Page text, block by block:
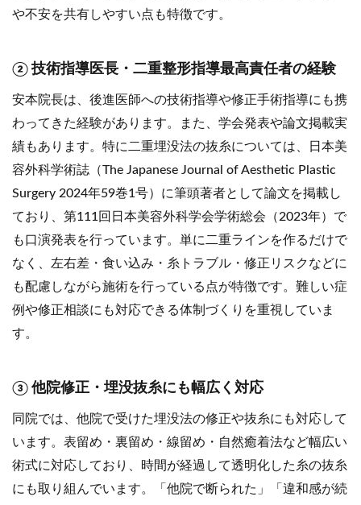
や不安を共有しやすい点も特徴です。
② 技術指導医長・二重整形指導最高責任者の経験
安本院長は、後進医師への技術指導や修正手術指導にも携
わってきた経験があります。また、学会発表や論文掲載実
績もあります。特に二重埋没法の抜糸については、日本美
容外科学術誌（The Japanese Journal of Aesthetic Plastic
Surgery 2024年59巻1号）に筆頭著者として論文を掲載し
ており、第111回日本美容外科学会学術総会（2023年）で
も口演発表を行っています。単に二重ラインを作るだけで
なく、左右差・食い込み・糸トラブル・修正リスクなどに
も配慮しながら施術を行っている点が特徴です。難しい症
例や修正相談にも対応できる体制づくりを重視していま
す。
③ 他院修正・埋没抜糸にも幅広く対応
同院では、他院で受けた埋没法の修正や抜糸にも対応して
います。表留め・裏留め・線留め・自然癒着法など幅広い
術式に対応しており、時間が経過して透明化した糸の抜糸
にも取り組んでいます。「他院で断られた」「違和感が続